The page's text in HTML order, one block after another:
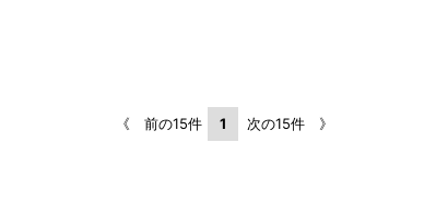
《 前の15件 1 次の15件 》